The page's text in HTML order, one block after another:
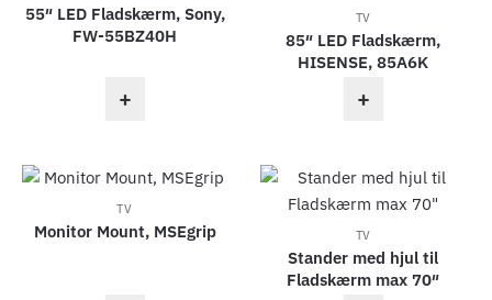
55″ LED Fladskærm, Sony,
FW-55BZ40H
+
TV
85″ LED Fladskærm,
HISENSE, 85A6K
+
TV
Monitor Mount, MSEgrip TV
Stander med hjul til
Fladskærm max 70″